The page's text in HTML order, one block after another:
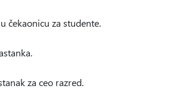
čekaonicu za studente.
za ceo razred.